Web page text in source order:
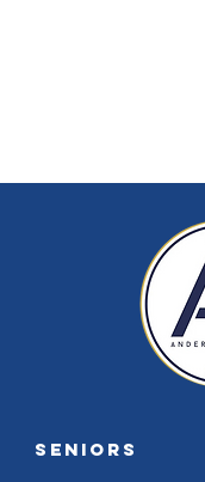
SENIORS